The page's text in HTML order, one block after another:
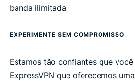
banda ilimitada.
EXPERIMENTE SEM COMPROMISSO
Estamos tão confiantes que
ExpressVPN que oferecemos